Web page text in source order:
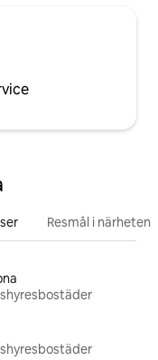
Resmål i närheten